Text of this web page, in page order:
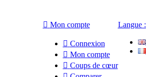
 Mon compte
 Connexion
 Mon compte
 Coups de cœur
Langue :